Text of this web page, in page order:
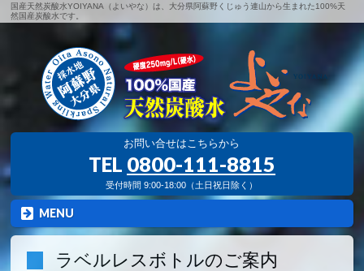
国産天然炭酸水YOIYANA（よいやな）は、大分県阿蘇野くじゅう連山から生まれた100%天
然国産炭酸水です。
お問い合せはこちらから
TEL 0800-111-8815
受付時間 9:00-18:00（土日祝日除く）
MENU
ラベルレスボトルのご案内